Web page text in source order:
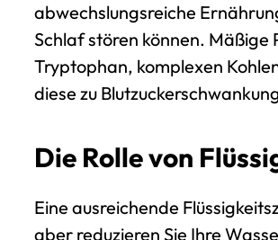
abwechslungsreiche
Schlaf stören können. Mäßige
Tryptophan, komplexen
diese zu
Die Rolle von
Eine ausreichende
aber reduzieren Sie Ihre